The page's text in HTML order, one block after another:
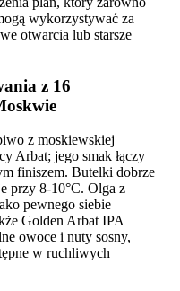
wykorzystywać za
otwarcia lub starsze
z 16
z moskiewskiej
Arbat; jego smak łączy
finiszem. Butelki dobrze
przy 8-10°C. Olga z
pewnego siebie
Golden Arbat IPA
owoce i nuty sosny,
w ruchliwych